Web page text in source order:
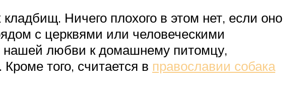
Ничего плохого в этом нет, если оно
с церквями или человеческими
нашей любви к домашнему питомцу,
того, считается в православии собака